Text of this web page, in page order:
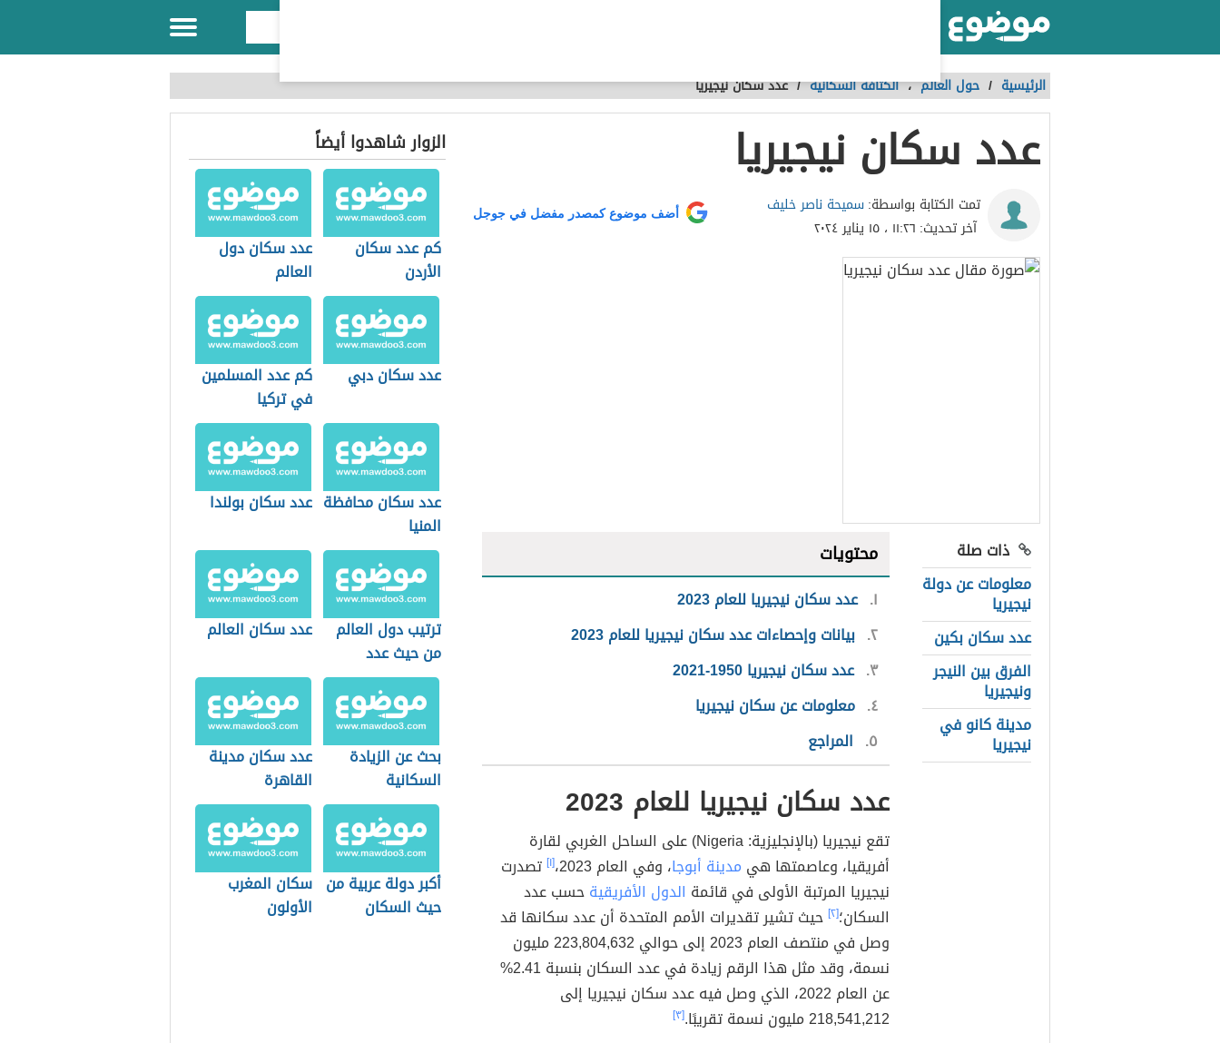
الرئيسية / حول العالم،الكثافة السكانية /عدد سكان نيجيريا
عدد سكان نيجيريا
تمت الكتابة بواسطة:سميحة ناصر خليف
آخر تحديث: ١١:٢٦ ، ١٥ يناير ٢٠٢٤
أضف موضوع كمصدر مفضل في جوجل
ذات صلة
معلومات عن دولة
نيجيريا
عدد سكان بكين
الفرق بين النيجر
ونيجيريا
مدينة كانو في
نيجيريا
محتويات
١ عدد سكان نيجيريا للعام 2023
٢ بيانات وإحصاءات عدد سكان نيجيريا للعام 2023
٣ عدد سكان نيجيريا 1950-2021
٤ معلومات عن سكان نيجيريا
٥ المراجع
عدد سكان نيجيريا للعام 2023
تقع نيجيريا (بالإنجليزية: Nigeria) على الساحل الغربي لقارة
أفريقيا، وعاصمتها هي مدينة أبوجا، وفي العام 2023، [١] تصدرت
نيجيريا المرتبة الأولى في قائمة الدول الأفريقيةحسب عدد
السكان؛[٢]
حيث تشير تقديرات الأمم المتحدة أن عدد سكانها قد
وصل في منتصف العام 2023 إلى حوالي 223,804,632 مليون
نسمة، وقد مثل هذا الرقم زيادة في عدد السكان بنسبة 2.41%
عن العام 2022، الذي وصل فيه عدد سكان نيجيريا إلى
218,541,212 مليون نسمة تقريبًا.
[٣]
الزوار شاهدوا أيضاً
كم عدد سكان
الأردن
عدد سكان دول
العالم
عدد سكان دبي
كم عدد المسلمين
في تركيا
عدد سكان محافظة
المنيا
عدد سكان بولندا
ترتيب دول العالم
من حيث عدد
السكان
عدد سكان العالم
بحث عن الزيادة
السكانية
عدد سكان مدينة
القاهرة
أكبر دولة عربية من
حيث السكان
سكان المغرب
الأولون